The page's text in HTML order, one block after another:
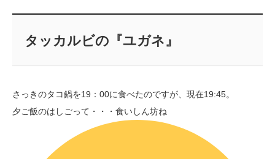
タッカルビの『ユガネ』
さっきのタコ鍋を19：00に食べたのですが、現在19:45。
夕ご飯のはしごって・・・食いしん坊ね